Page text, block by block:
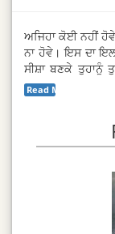
ਅਜਿਹਾ ਕੋਈ ਨਹੀਂ
ਨਾ ਹੋਵੇ। ਇਸ ਦਾ
ਸੀਸ਼ਾ ਬਣਕੇ ਤੁਹਾਨੂੰ
ਕਿਤਾਬ ਤੁਹਾਡੇ ਲਈ
ਕਿੰਨਾ ਰਸਤਿਆਂ ਤੇ
Read More...